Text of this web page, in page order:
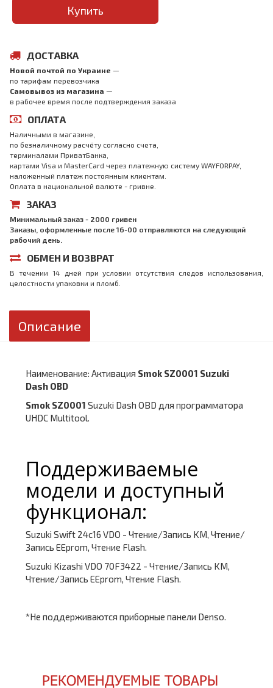
Купить
ДОСТАВКА
Новой почтой по Украине —
по тарифам перевозчика
Самовывоз из магазина —
в рабочее время после подтверждения заказа
ОПЛАТА
Наличными в магазине,
по безналичному расчёту согласно счета,
терминалами ПриватБанка,
картами Visa и MasterCard через платежную систему WAYFORPAY,
наложенный платеж постоянным клиентам.
Оплата в национальной валюте - гривне.
ЗАКАЗ
Минимальный заказ - 2000 гривен
Заказы, оформленные после 16-00 отправляются на следующий
рабочий день.
ОБМЕН И ВОЗВРАТ
В течении 14 дней при условии отсутствия следов использования,
целостности упаковки и пломб.
Описание
Наименование: Активация Smok SZ0001 Suzuki
Dash OBD
Smok SZ0001 Suzuki Dash OBD для программатора
UHDC Multitool.
Поддерживаемые
модели и доступный
функционал:
Suzuki Swift 24c16 VDO - Чтение/Запись KM, Чтение/
Запись EEprom, Чтение Flash.
Suzuki Kizashi VDO 70F3422 - Чтение/Запись KM,
Чтение/Запись EEprom, Чтение Flash.
*Не поддерживаются приборные панели Denso.
РЕКОМЕНДУЕМЫЕ ТОВАРЫ